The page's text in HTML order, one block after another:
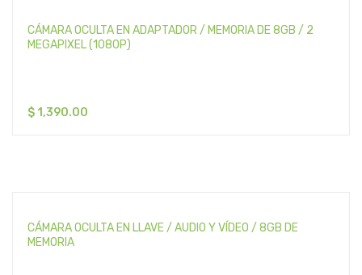
CÁMARA OCULTA EN ADAPTADOR / MEMORIA DE 8GB / 2
MEGAPIXEL (1080P)
$ 1,390.00
CÁMARA OCULTA EN LLAVE / AUDIO Y VÍDEO / 8GB DE
MEMORIA